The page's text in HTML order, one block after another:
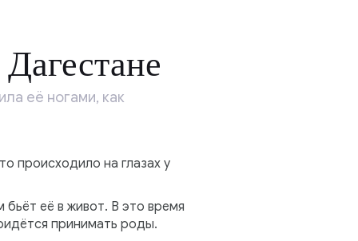
её ногами, как
происходило на глазах у
её в живот. В это время
принимать роды.